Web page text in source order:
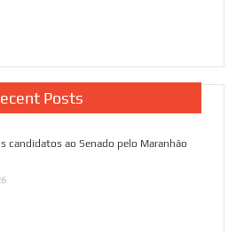
Posts
candidatos ao Senado pelo Maranhão